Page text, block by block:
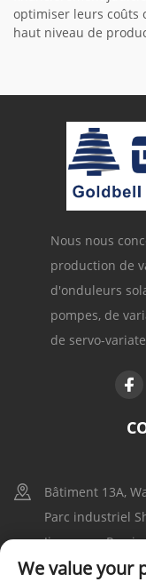
optimiser leurs coûts
haut niveau de
Nous nous
production de
d'onduleurs
pompes, de
de servo-
Bâtiment 13A,
Parc industriel
Jiangmen,
We value your